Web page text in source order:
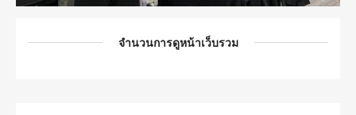
จำนวนการดูหน้าเว็บรวม